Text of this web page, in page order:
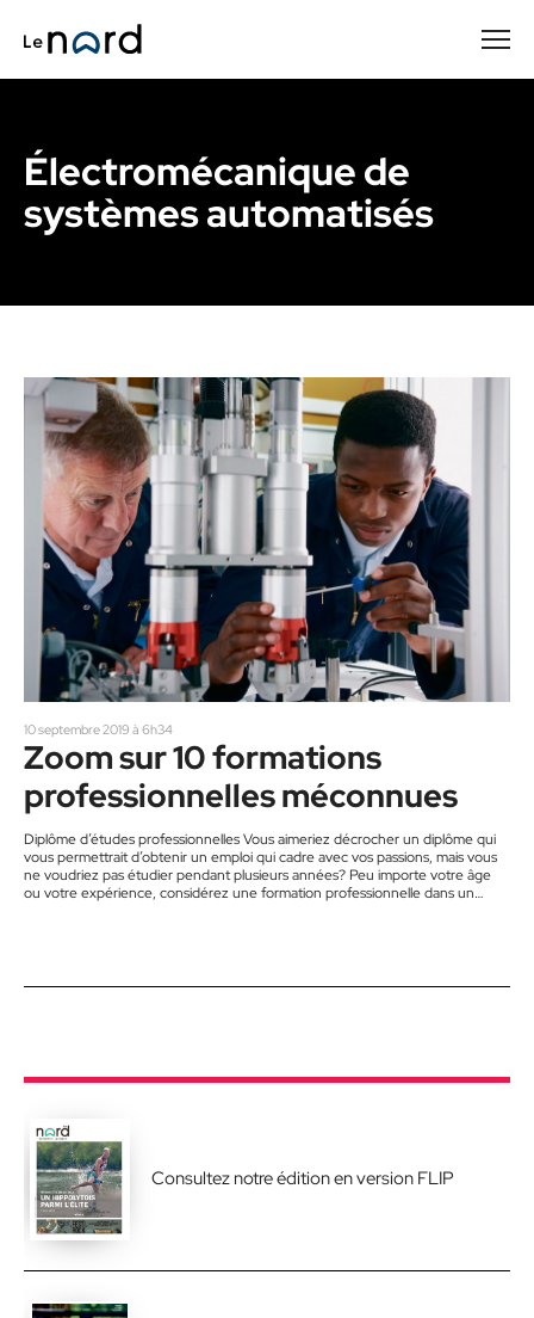
Électromécanique de
systèmes automatisés
10 septembre 2019 à 6h34
Zoom sur 10 formations
professionnelles méconnues
Diplôme d’études professionnelles Vous aimeriez décrocher un diplôme qui
vous permettrait d’obtenir un emploi qui cadre avec vos passions, mais vous
ne voudriez pas étudier pendant plusieurs années? Peu importe votre âge
ou votre expérience, considérez une formation professionnelle dans un
Consultez notre édition en version FLIP